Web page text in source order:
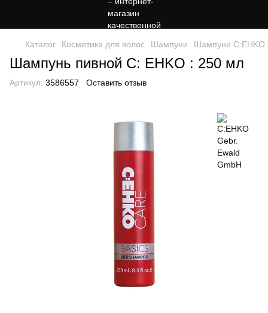
Каталог Косметика для волос Шампуни Шампуни C:EHKO
Шампунь пивной C: EHKO : 250 мл
Артикул: 3586557 Оставить отзыв